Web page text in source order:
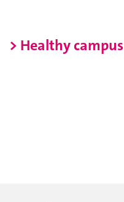
> Healthy campus